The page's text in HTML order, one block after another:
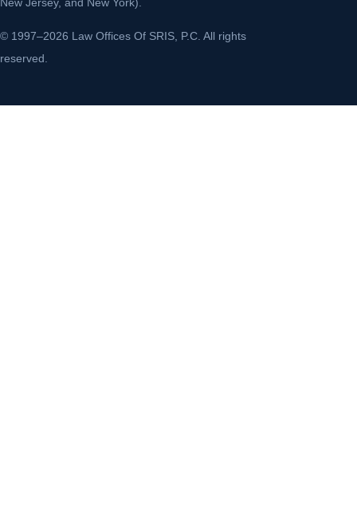
© 1997–2026 Law Offices Of SRIS, P.C. All rights
reserved.